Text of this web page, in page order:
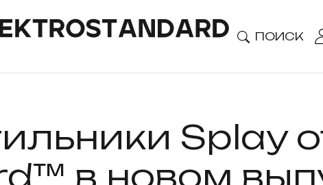
ПОИСК
Splay
в новом